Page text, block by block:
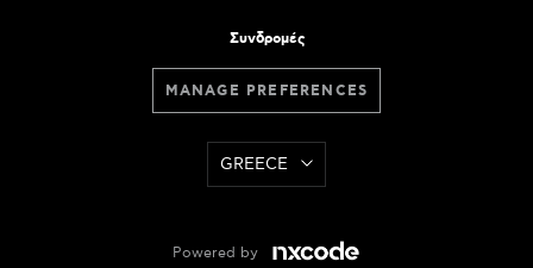
Συνδρομές
MANAGE PREFERENCES
GREECE
Powered by